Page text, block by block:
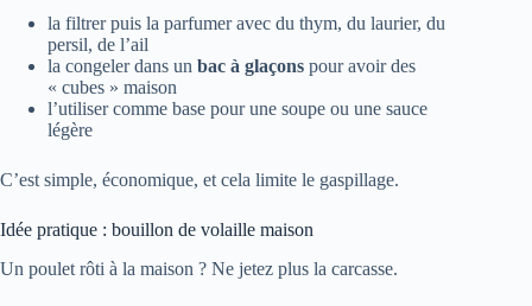
la filtrer puis la parfumer avec du thym, du laurier, du
persil, de l’ail
la congeler dans un bac à glaçons pour avoir des
« cubes » maison
l’utiliser comme base pour une soupe ou une sauce
légère
C’est simple, économique, et cela limite le gaspillage.
Idée pratique : bouillon de volaille maison
Un poulet rôti à la maison ? Ne jetez plus la carcasse.